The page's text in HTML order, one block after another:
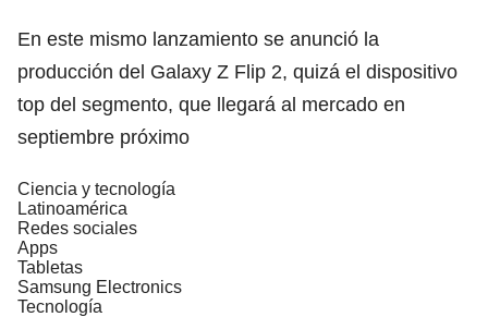
En este mismo lanzamiento se anunció la
producción del Galaxy Z Flip 2, quizá el dispositivo
top del segmento, que llegará al mercado en
septiembre próximo
Ciencia y tecnología
Latinoamérica
Redes sociales
Apps
Tabletas
Samsung Electronics
Tecnología